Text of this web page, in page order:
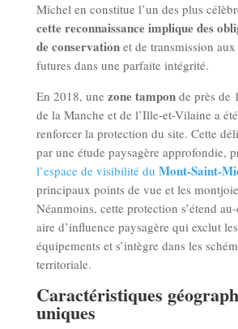
Michel en constitue l’un des plus
cette reconnaissance implique des
de conservation et de transmission
futures dans une parfaite intégrité.
En 2018, une zone tamponde près de
de la Manche et de l’Ille-et-Vilaine a
renforcer la protection du site. Cette
par une étude paysagère approfondie,
l’espace de visibilité du Mont-Saint-
principaux points de vue et les
Néanmoins, cette protection s’étend
aire d’influence paysagère qui exclut
équipements et s’intègre dans les
territoriale.
Caractéristiques
uniques